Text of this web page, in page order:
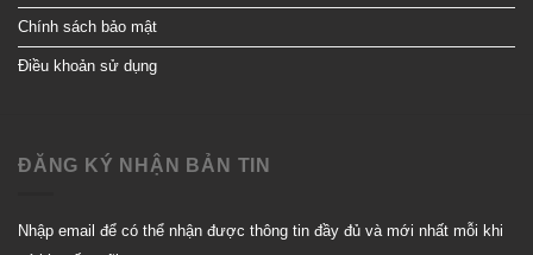
Chính sách bảo mật
Điều khoản sử dụng
ĐĂNG KÝ NHẬN BẢN TIN
Nhập email để có thể nhận được thông tin đầy đủ và mới nhất mỗi khi